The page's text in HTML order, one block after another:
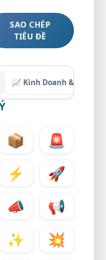
SAO CHÉP
TIÊU ĐỀ
📈 Kinh Doanh & Số Liệu
📦
🚨
⚡
🚀
📣
📢
✨
💥